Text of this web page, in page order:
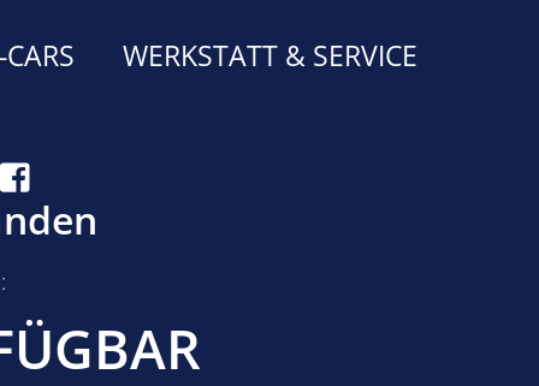
WERKSTATT & SERVICE